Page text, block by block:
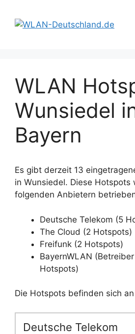
Inhalt
springen
WLAN
Wunsiedel
Bayern
Es gibt derzeit 13
in Wunsiedel. Diese Hotspots
folgenden Anbietern
Deutsche Telekom (5
The Cloud (2 Hotspots)
Freifunk (2 Hotspots)
BayernWLAN
Hotspots)
Die Hotspots befinden sich
Deutsche Telekom